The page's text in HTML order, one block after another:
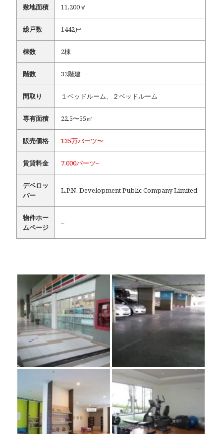
敷地面積 11,200㎡
総戸数 1442戸
棟数 2棟
階数 32階建
間取り １ベッドルーム、２ベッドルーム
専有面積 22.5〜55㎡
販売価格 135万バーツ〜
賃貸料金 7,000バーツ~
デベロッ
パー
L.P.N. Development Public Company Limited
物件ホー
ムページ
–